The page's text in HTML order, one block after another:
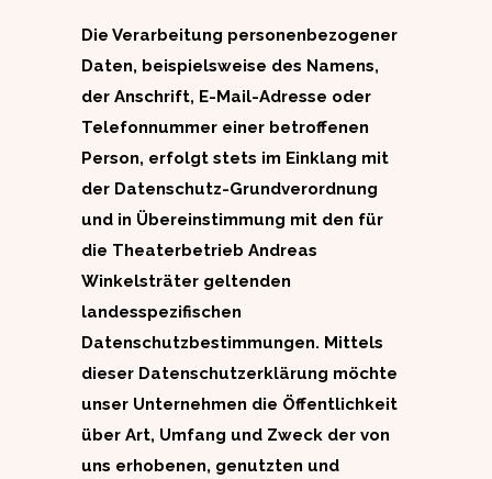
Die Verarbeitung personenbezogener
Daten, beispielsweise des Namens,
der Anschrift, E-Mail-Adresse oder
Telefonnummer einer betroffenen
Person, erfolgt stets im Einklang mit
der Datenschutz-Grundverordnung
und in Übereinstimmung mit den für
die Theaterbetrieb Andreas
Winkelsträter geltenden
landesspezifischen
Datenschutzbestimmungen. Mittels
dieser Datenschutzerklärung möchte
unser Unternehmen die Öffentlichkeit
über Art, Umfang und Zweck der von
uns erhobenen, genutzten und